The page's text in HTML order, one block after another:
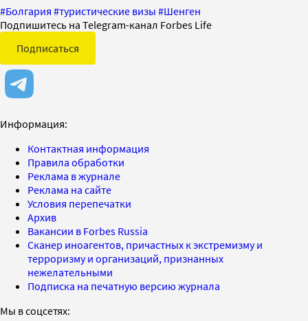
#Болгария #туристические визы #Шенген
Подпишитесь на Telegram-канал Forbes Life
Подписаться
Информация:
Контактная информация
Правила обработки
Реклама в журнале
Реклама на сайте
Условия перепечатки
Архив
Вакансии в Forbes Russia
Сканер иноагентов, причастных к экстремизму и
терроризму и организаций, признанных
нежелательными
Подписка на печатную версию журнала
Мы в соцсетях: